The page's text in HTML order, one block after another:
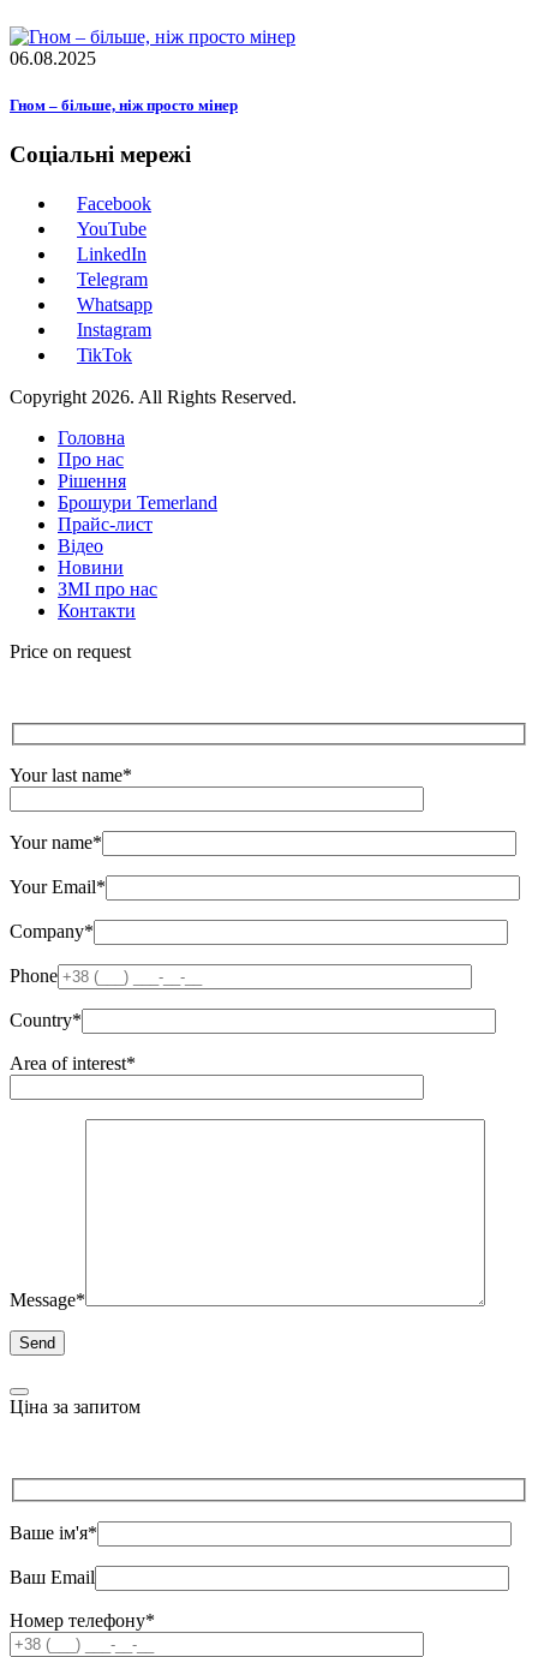
06.08.2025
Гном – більше, ніж просто мінер
Соціальні мережі
Facebook
YouTube
LinkedIn
Telegram
Whatsapp
Instagram
TikTok
Copyright 2026. All Rights Reserved.
Головна
Про нас
Рішення
Брошури Temerland
Прайс-лист
Відео
Новини
ЗМІ про нас
Контакти
Price on request
Your last name*
Your name*
Your Email*
Company*
Phone
Country*
Area of ​​interest*
Message*
Ціна за запитом
Ваше ім'я*
Ваш Email
Номер телефону*